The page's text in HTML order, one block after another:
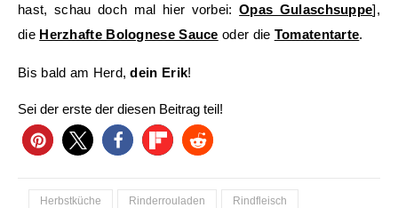
hast, schau doch mal hier vorbei:Opas Gulaschsuppe],
die Herzhafte Bolognese Sauce oder die Tomatentarte.
Bis bald am Herd,dein Erik!
Sei der erste der diesen Beitrag teil!
Herbstküche Rinderrouladen
Rindfleisch